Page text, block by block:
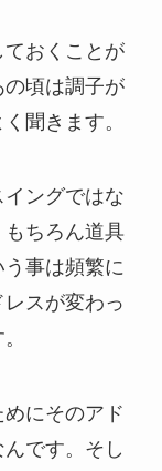
おくことが
頃は調子が
聞きます。
ングではな
もちろん道具
事は頻繁に
スが変わっ
にそのアド
です。そし